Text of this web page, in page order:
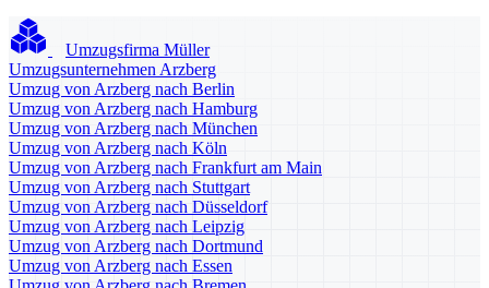
Umzugsfirma Müller
Umzugsunternehmen Arzberg
Umzug von Arzberg nach Berlin
Umzug von Arzberg nach Hamburg
Umzug von Arzberg nach München
Umzug von Arzberg nach Köln
Umzug von Arzberg nach Frankfurt am Main
Umzug von Arzberg nach Stuttgart
Umzug von Arzberg nach Düsseldorf
Umzug von Arzberg nach Leipzig
Umzug von Arzberg nach Dortmund
Umzug von Arzberg nach Essen